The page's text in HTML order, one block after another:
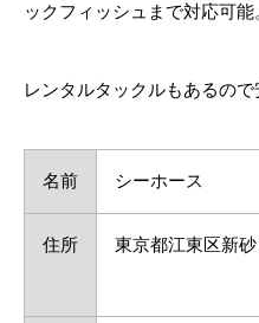
ックフィッシュまで対応可能
レンタルタックルもあるの
名前 シーホース
住所 東京都江東区新